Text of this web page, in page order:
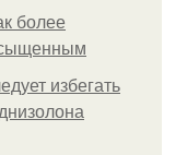
более
избегать